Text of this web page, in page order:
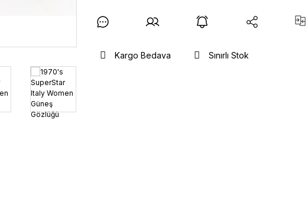
Kargo Bedava Sınırlı Stok